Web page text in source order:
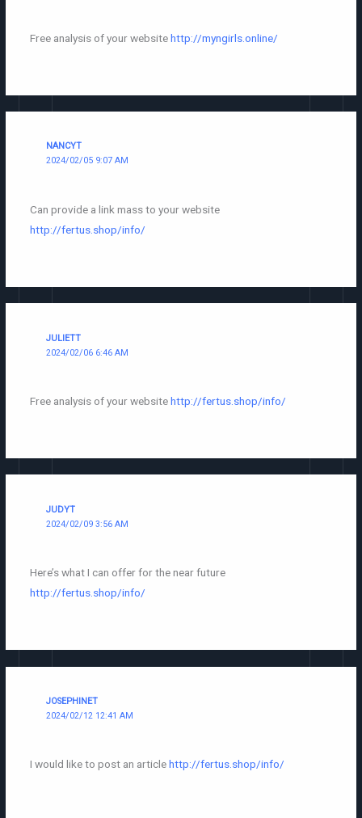
Free analysis of your websitehttp://myngirls.online/
NANCYT
2024/02/05 9:07 AM
Can provide a link mass to your website
http://fertus.shop/info/
JULIETT
2024/02/06 6:46 AM
Free analysis of your websitehttp://fertus.shop/info/
JUDYT
2024/02/09 3:56 AM
Here’s what I can offer for the near future
http://fertus.shop/info/
JOSEPHINET
2024/02/12 12:41 AM
I would like to post an articlehttp://fertus.shop/info/